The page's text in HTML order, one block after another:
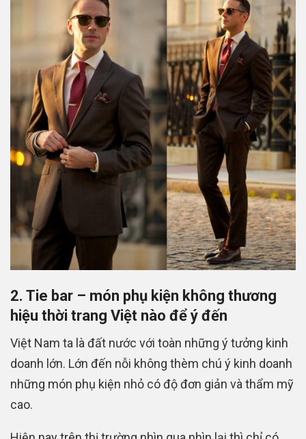
2. Tie bar – món phụ kiện không thương
hiệu thời trang Việt nào để ý đến
Việt Nam ta là đất nước với toàn những ý tưởng kinh
doanh lớn. Lớn đến nỗi không thèm chú ý kinh doanh
những món phụ kiện nhỏ có độ đơn giản và thẩm mỹ
cao.